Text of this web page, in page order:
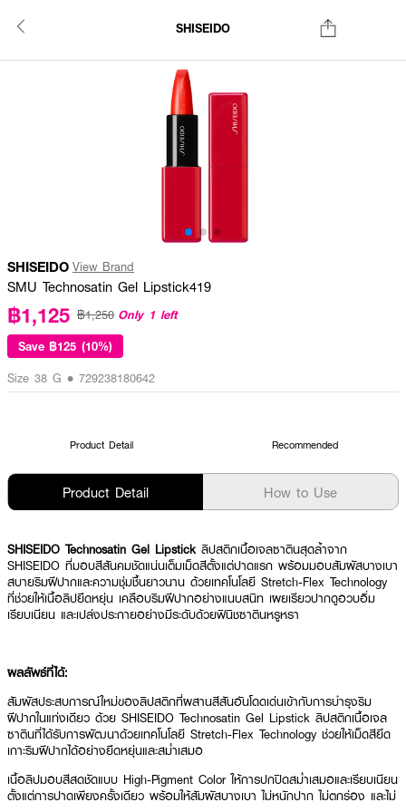
SHISEIDO
SHISEIDO View Brand
SMU Technosatin Gel Lipstick419
฿1,125 ฿1,250 Only 1 left
Save ฿125 (10%)
Size 38 G • 729238180642
Product Detail Recommended
Product Detail How to Use
SHISEIDO Technosatin Gel Lipstick ลิปสติกเนื้อเจลซาตินสุดล้ำจาก
SHISEIDO ที่มอบสีสันคมชัดแน่นเต็มเม็ดสีตั้งแต่ปาดแรก พร้อมมอบสัมผัสบางเบา
สบายริมฝีปากและความชุ่มชื้นยาวนาน ด้วยเทคโนโลยี Stretch-Flex Technology
ที่ช่วยให้เนื้อลิปยืดหยุ่น เคลือบริมฝีปากอย่างแนบสนิท เผยเรียวปากดูอวบอิ่ม
เรียบเนียน และเปล่งประกายอย่างมีระดับด้วยฟินิชซาตินหรูหรา
ผลลัพธ์ที่ได้:
สัมผัสประสบการณ์ใหม่ของลิปสติกที่ผสานสีสันอันโดดเด่นเข้ากับการบำรุงริม
ฝีปากในแท่งเดียว ด้วย SHISEIDO Technosatin Gel Lipstick ลิปสติกเนื้อเจล
ซาตินที่ได้รับการพัฒนาด้วยเทคโนโลยี Stretch-Flex Technology ช่วยให้เม็ดสียึด
เกาะริมฝีปากได้อย่างยืดหยุ่นและสม่ำเสมอ
เนื้อลิปมอบสีสดชัดแบบ High-Pigment Color ให้การปกปิดสม่ำเสมอและเรียบเนียน
ตั้งแต่การปาดเพียงครั้งเดียว พร้อมให้สัมผัสบางเบา ไม่หนักปาก ไม่ตกร่อง และไม่